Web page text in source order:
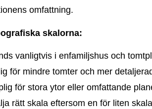
omfattning.
skalorna:
vanligtvis i enfamiljshus och
för mindre tomter och mer
för stora ytor eller omfattande
rätt skala eftersom en för liten